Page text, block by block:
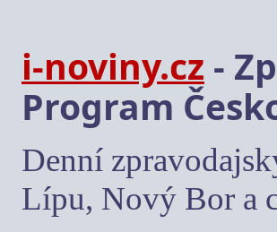
i-noviny.cz -
Program
Denní
Lípu, Nový Bor a